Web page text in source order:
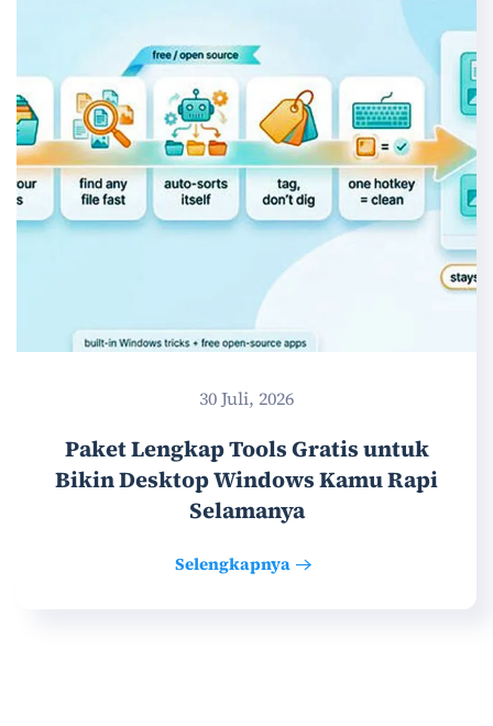
30 Juli, 2026
Paket Lengkap Tools Gratis untuk
Bikin Desktop Windows Kamu Rapi
Selamanya
Selengkapnya